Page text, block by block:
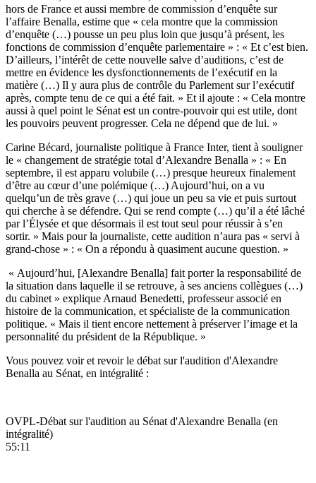
hors de France et aussi membre de commission d’enquête sur
l’affaire Benalla, estime que « cela montre que la commission
d’enquête (…) pousse un peu plus loin que jusqu’à présent, les
fonctions de commission d’enquête parlementaire » : « Et c’est bien.
D’ailleurs, l’intérêt de cette nouvelle salve d’auditions, c’est de
mettre en évidence les dysfonctionnements de l’exécutif en la
matière (…) Il y aura plus de contrôle du Parlement sur l’exécutif
après, compte tenu de ce qui a été fait. » Et il ajoute : « Cela montre
aussi à quel point le Sénat est un contre-pouvoir qui est utile, dont
les pouvoirs peuvent progresser. Cela ne dépend que de lui. »
Carine Bécard, journaliste politique à France Inter, tient à souligner
le « changement de stratégie total d’Alexandre Benalla » : « En
septembre, il est apparu volubile (…) presque heureux finalement
d’être au cœur d’une polémique (…) Aujourd’hui, on a vu
quelqu’un de très grave (…) qui joue un peu sa vie et puis surtout
qui cherche à se défendre. Qui se rend compte (…) qu’il a été lâché
par l’Élysée et que désormais il est tout seul pour réussir à s’en
sortir. » Mais pour la journaliste, cette audition n’aura pas « servi à
grand-chose » : « On a répondu à quasiment aucune question. »
« Aujourd’hui, [Alexandre Benalla] fait porter la responsabilité de
la situation dans laquelle il se retrouve, à ses anciens collègues (…)
du cabinet » explique Arnaud Benedetti, professeur associé en
histoire de la communication, et spécialiste de la communication
politique. « Mais il tient encore nettement à préserver l’image et la
personnalité du président de la République. »
Vous pouvez voir et revoir le débat sur l'audition d'Alexandre
Benalla au Sénat, en intégralité :
OVPL-Débat sur l'audition au Sénat d'Alexandre Benalla (en
intégralité)
55:11